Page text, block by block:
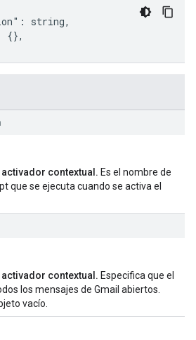
string,
{},
contextual. Es el nombre de
que se ejecuta cuando se activa el
contextual. Especifica que el
los mensajes de Gmail abiertos.
vacío.